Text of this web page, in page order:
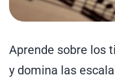
Aprende sobre los
y domina las